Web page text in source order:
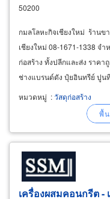
50200
กมลโลหะกิจเชียงใหม่ ร้านข
เชียงใหม่ 08-1671-1338 จ
ก่อสร้าง ทั้งปลีกและส่ง ราคา
ช่างแบรนด์ดัง ปุ๋ยอินทรีย์ ปูน
การณ์ประตู อุปกรณ์ห้องน้ำ จั
คุณภาพ ศูนย์รวมวัสดุก่อสร้า
หมวดหมู่ :วัสดุก่อสร้าง
เครื่องผสมคอนกรีต -